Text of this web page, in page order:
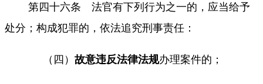
第四十六条 法官有下列行为之一的，应当给予
处分；构成犯罪的，依法追究刑事责任：
（四） 故意违反法律法规办理案件的；